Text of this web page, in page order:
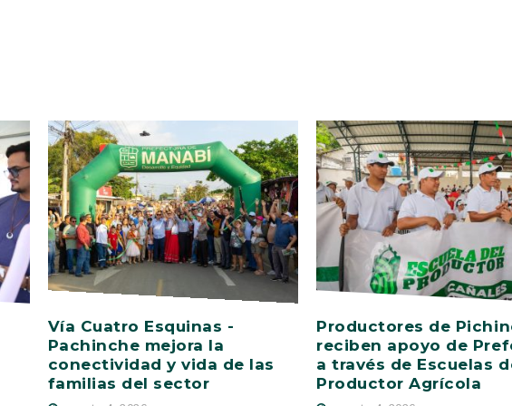
Vía Cuatro Esquinas -
Pachinche mejora la
conectividad y vida de las
familias del sector
Productores de
reciben apoyo de
a través de Escuelas
Productor Agrícola